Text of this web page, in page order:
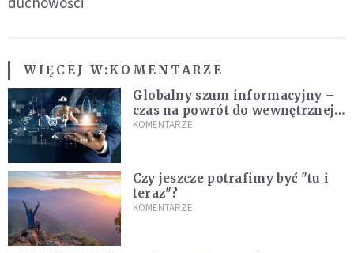
WIĘCEJ W:KOMENTARZE
Globalny szum informacyjny –
czas na powrót do wewnętrznej
prawdy
KOMENTARZE
Czy jeszcze potrafimy być "tu i
teraz"?
KOMENTARZE